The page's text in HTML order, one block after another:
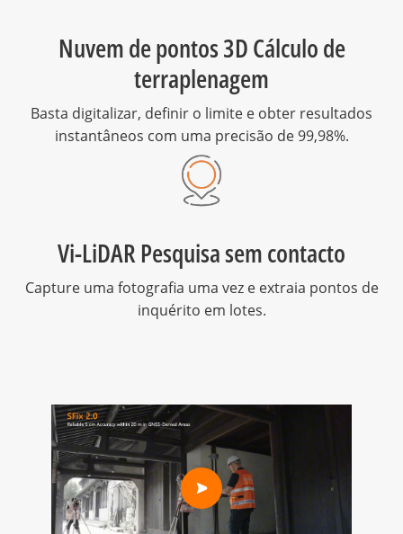
Nuvem de pontos 3D Cálculo de
terraplenagem
Basta digitalizar, definir o limite e obter resultados
instantâneos com uma precisão de 99,98%.
Vi-LiDAR Pesquisa sem contacto
Capture uma fotografia uma vez e extraia pontos de
inquérito em lotes.